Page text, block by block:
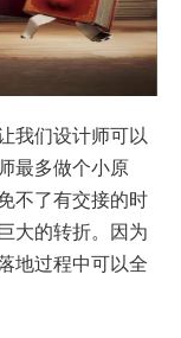
我们设计师可以
最多做个小原
不了有交接的时
大的转折。因为
地过程中可以全